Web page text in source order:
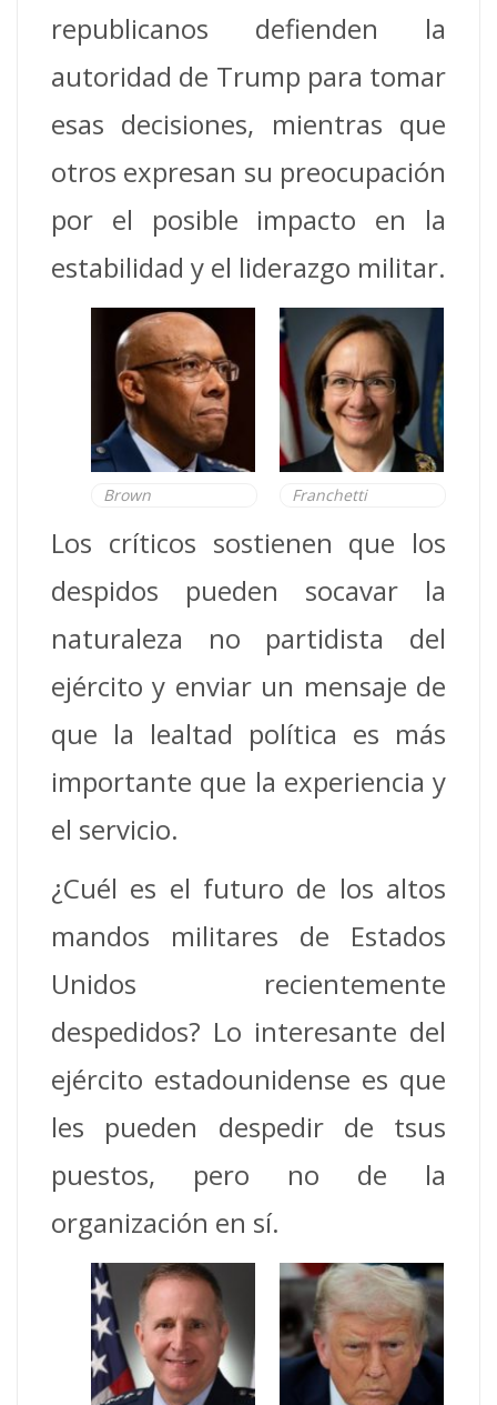
republicanos defienden la
autoridad de Trump para tomar
esas decisiones, mientras que
otros expresan su preocupación
por el posible impacto en la
estabilidad y el liderazgo militar.
Franchetti
Brown
Los críticos sostienen que los
despidos pueden socavar la
naturaleza no partidista del
ejército y enviar un mensaje de
que la lealtad política es más
importante que la experiencia y
el servicio.
¿Cuél es el futuro de los altos
mandos militares de Estados
Unidos recientemente
despedidos? Lo interesante del
ejército estadounidense es que
les pueden despedir de tsus
puestos, pero no de la
organización en sí.